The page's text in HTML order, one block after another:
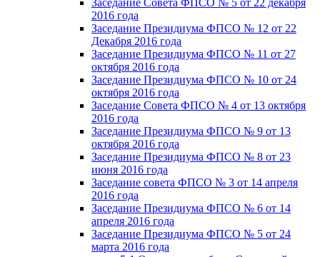
2016 года
Заседание Президиума ФПСО № 12 от 22
Декабря 2016 года
Заседание Президиума ФПСО № 11 от 27
октября 2016 года
Заседание Президиума ФПСО № 10 от 24
октября 2016 года
Заседание Совета ФПСО № 4 от 13 октября
2016 года
Заседание Президиума ФПСО № 9 от 13
октября 2016 года
Заседание Президиума ФПСО № 8 от 23
июня 2016 года
Заседание совета ФПСО № 3 от 14 апреля
2016 года
Заседание Президиума ФПСО № 6 от 14
апреля 2016 года
Заседание Президиума ФПСО № 5 от 24
марта 2016 года